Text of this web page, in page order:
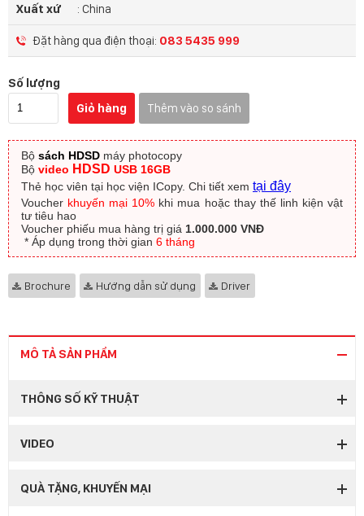
Xuất xứ
: China
Đặt hàng qua điện thoại: 083 5435 999
Số lượng
Giỏ hàng
Thêm vào so sánh
Bộ sách HDSD máy photocopy
Bộ video HDSD USB 16GB
Thẻ học viên tại học viện ICopy. Chi tiết xem tại đây
Voucher khuyến mại 10% khi mua hoặc thay thế linh kiện vật
tư tiêu hao
Voucher phiếu mua hàng trị giá 1.000.000 VNĐ
​ * Áp dụng trong thời gian 6 tháng
Brochure Hướng dẫn sử dụng Driver
MÔ TẢ SẢN PHẨM
THÔNG SỐ KỸ THUẬT
VIDEO
QUÀ TẶNG, KHUYẾN MẠI